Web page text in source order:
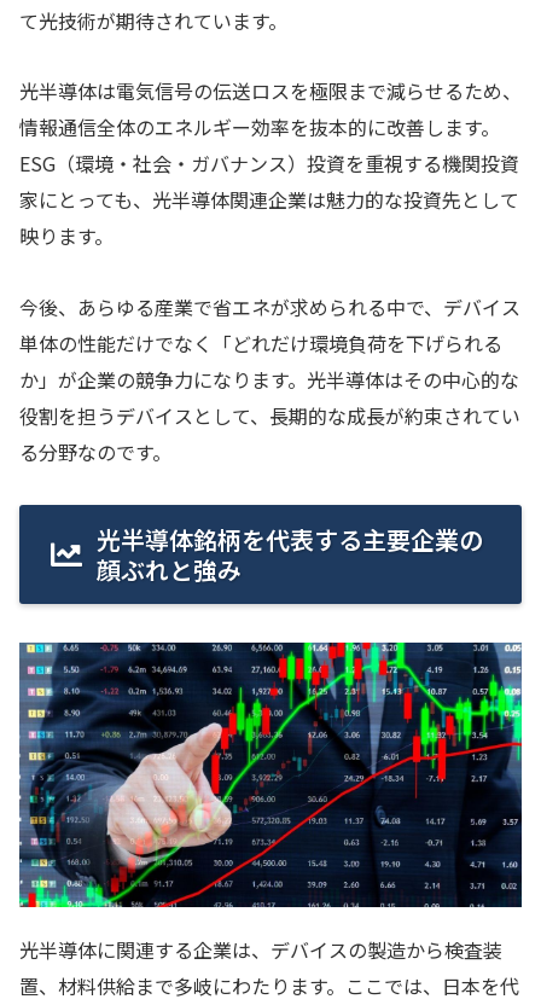
て光技術が期待されています。
光半導体は電気信号の伝送ロスを極限まで減らせるため、
情報通信全体のエネルギー効率を抜本的に改善します。
ESG（環境・社会・ガバナンス）投資を重視する機関投資
家にとっても、光半導体関連企業は魅力的な投資先として
映ります。
今後、あらゆる産業で省エネが求められる中で、デバイス
単体の性能だけでなく「どれだけ環境負荷を下げられる
か」が企業の競争力になります。光半導体はその中心的な
役割を担うデバイスとして、長期的な成長が約束されてい
る分野なのです。
光半導体銘柄を代表する主要企業の
顔ぶれと強み
光半導体に関連する企業は、デバイスの製造から検査装
置、材料供給まで多岐にわたります。ここでは、日本を代